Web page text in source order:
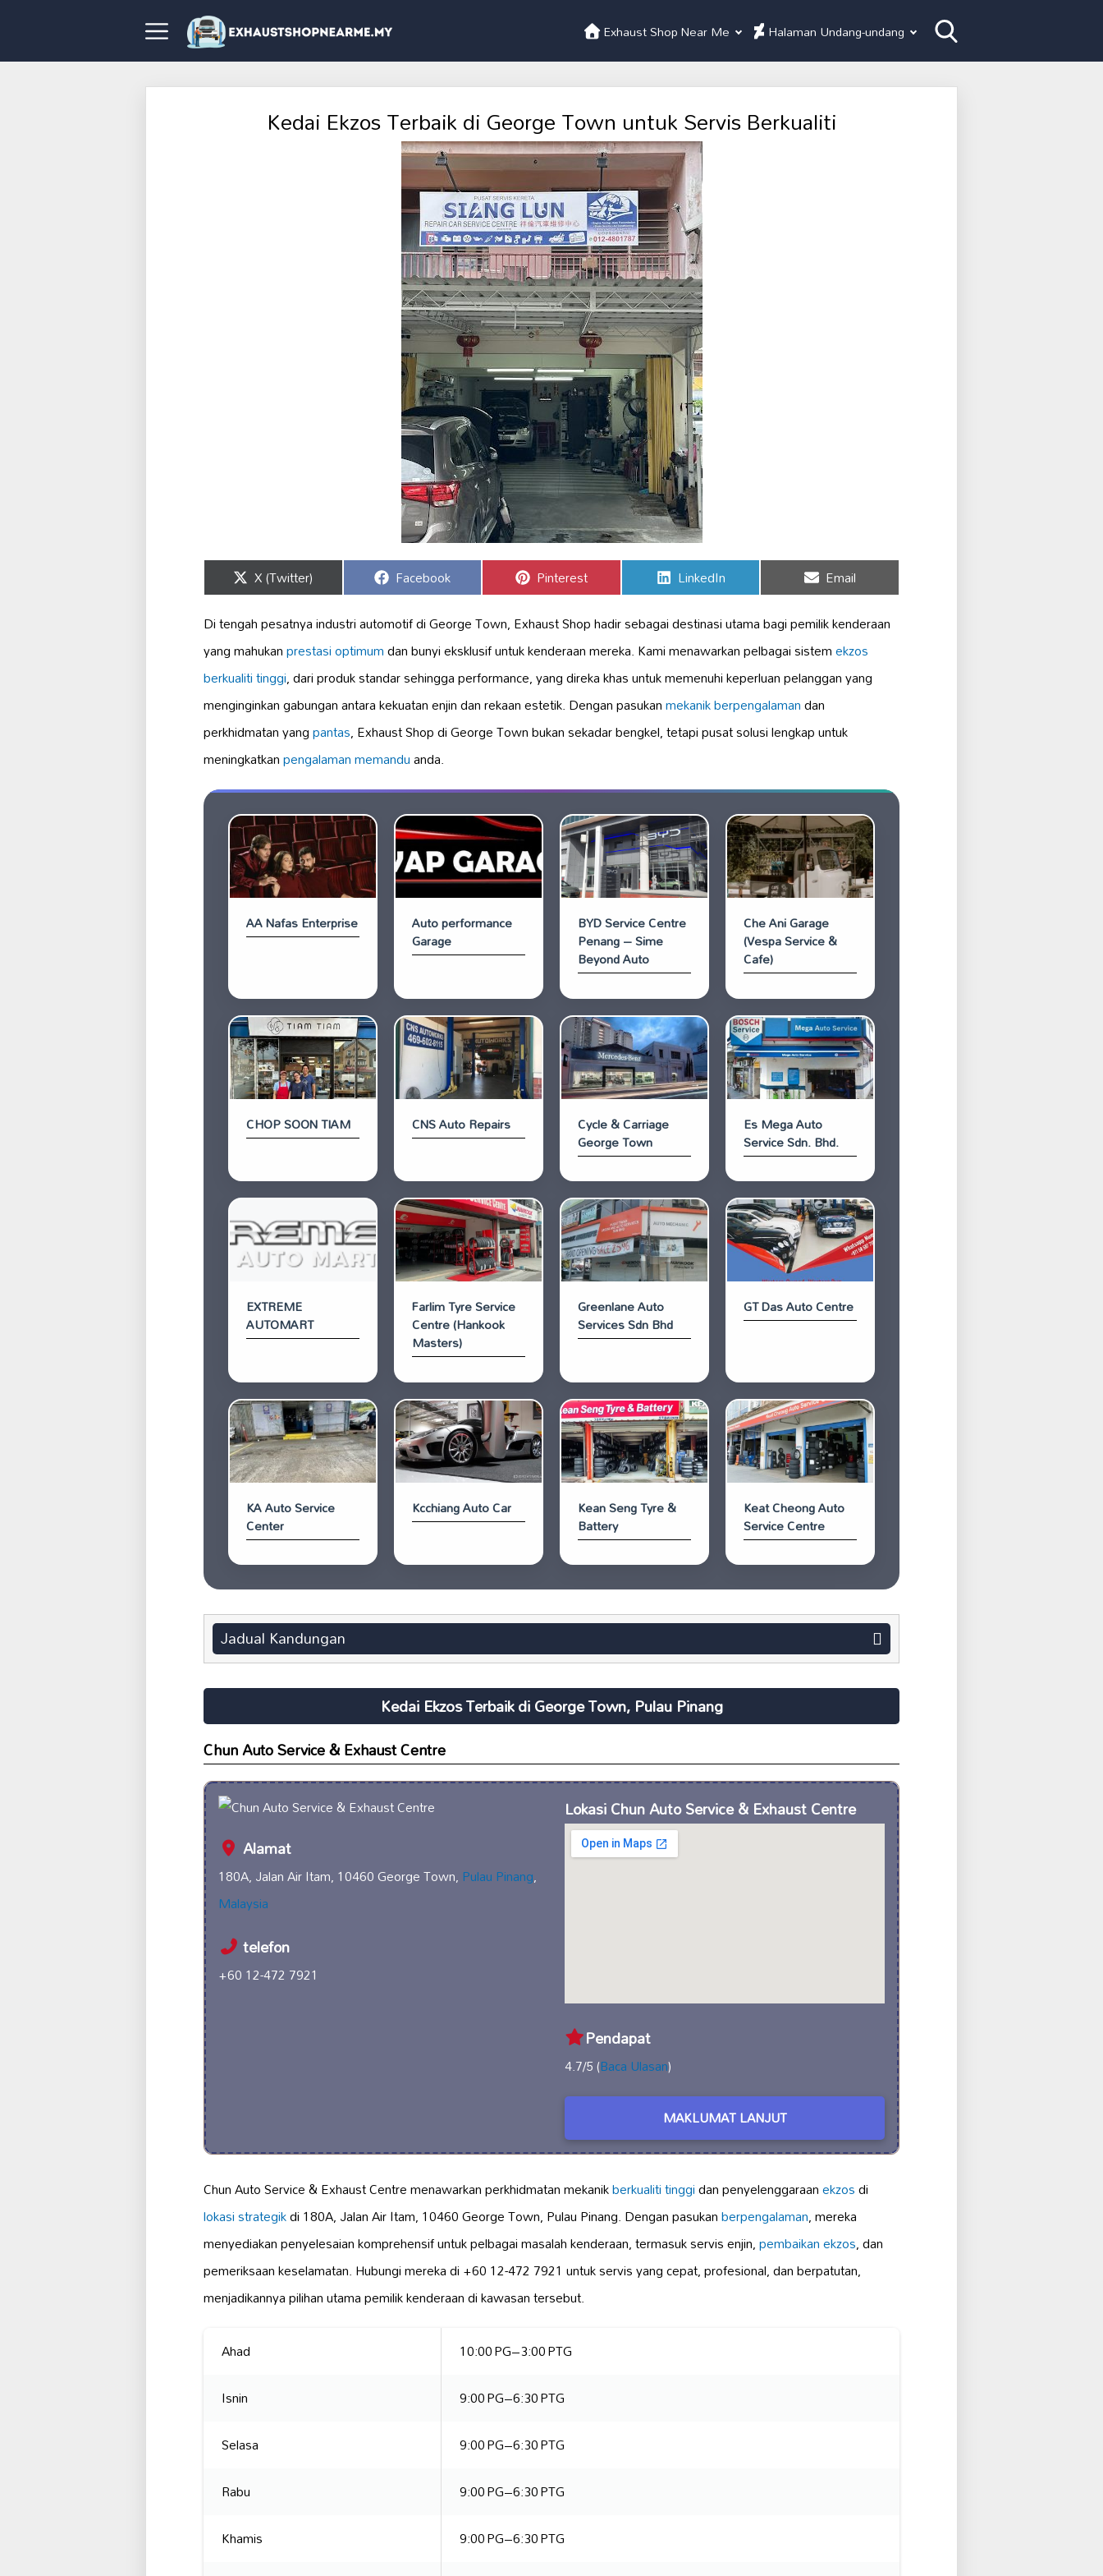
Exhaust Shop Near Me Halaman Undang-undang
Kedai Ekzos Terbaik di George Town untuk Servis Berkualiti
Share
on
X (Twitter) Share
on
Facebook Share
on
Pinterest Share
on
LinkedIn Share
on
Email
Di tengah pesatnya industri automotif di George Town, Exhaust Shop hadir sebagai destinasi utama bagi pemilik kenderaan
yang mahukanprestasi optimumdan bunyi eksklusif untuk kenderaan mereka. Kami menawarkan pelbagai sistemekzos
berkualiti tinggi, dari produk standar sehingga performance, yang direka khas untuk memenuhi keperluan pelanggan yang
menginginkan gabungan antara kekuatan enjin dan rekaan estetik. Dengan pasukanmekanik berpengalamandan
perkhidmatan yangpantas, Exhaust Shop di George Town bukan sekadar bengkel, tetapi pusat solusi lengkap untuk
meningkatkanpengalaman memanduanda.
AA Nafas Enterprise Auto performance
Garage
BYD Service Centre
Penang – Sime
Beyond Auto
Che Ani Garage
(Vespa Service &
Cafe)
CHOP SOON TIAM CNS Auto Repairs Cycle & Carriage
George Town
Es Mega Auto
Service Sdn. Bhd.
EXTREME
AUTOMART
Farlim Tyre Service
Centre (Hankook
Masters)
Greenlane Auto
Services Sdn Bhd
GT Das Auto Centre
KA Auto Service
Center
Kcchiang Auto Car Kean Seng Tyre &
Battery
Keat Cheong Auto
Service Centre
Jadual Kandungan
Kedai Ekzos Terbaik di George Town, Pulau Pinang
Chun Auto Service & Exhaust Centre
Alamat
180A, Jalan Air Itam, 10460 George Town,Pulau Pinang,
Malaysia
telefon
+60 12-472 7921
Lokasi Chun Auto Service & Exhaust Centre
Pendapat
4.7/5 (Baca Ulasan)
MAKLUMAT LANJUT
Chun Auto Service & Exhaust Centre menawarkan perkhidmatan mekanikberkualiti tinggidan penyelenggaraanekzosdi
lokasi strategikdi 180A, Jalan Air Itam, 10460 George Town, Pulau Pinang. Dengan pasukanberpengalaman, mereka
menyediakan penyelesaian komprehensif untuk pelbagai masalah kenderaan, termasuk servis enjin,pembaikan ekzos, dan
pemeriksaan keselamatan. Hubungi mereka di +60 12-472 7921 untuk servis yang cepat, profesional, dan berpatutan,
menjadikannya pilihan utama pemilik kenderaan di kawasan tersebut.
Ahad
10:00 PG–3:00 PTG
Isnin
9:00 PG–6:30 PTG
Selasa
9:00 PG–6:30 PTG
Rabu
9:00 PG–6:30 PTG
Khamis
9:00 PG–6:30 PTG